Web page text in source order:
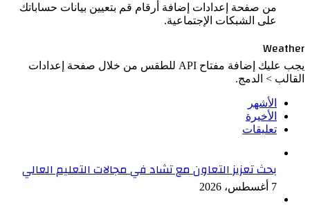
من صفحة إعدادات إضافة أرقام قم بتعيين بيانات حساباتك
على الشبكات الإجتماعية.
Weather
يجب عليك إضافة مفتاح API للطقس من خلال صفحة إعدادات
القالب > الدمج.
الأشهر
الأخيرة
تعليقات
بحث تعزيز التعاون مع تشاد في مجالات التعليم العالي
7 أغسطس، 2026